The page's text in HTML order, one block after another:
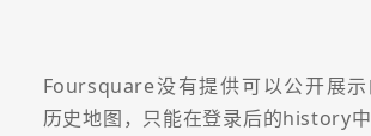
Foursquare没有提供可以公开展
历史地图，只能在登录后的history